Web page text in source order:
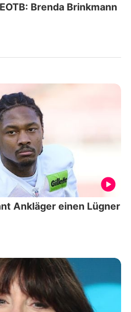
Brenda Brinkmann
Ankläger einen Lügner